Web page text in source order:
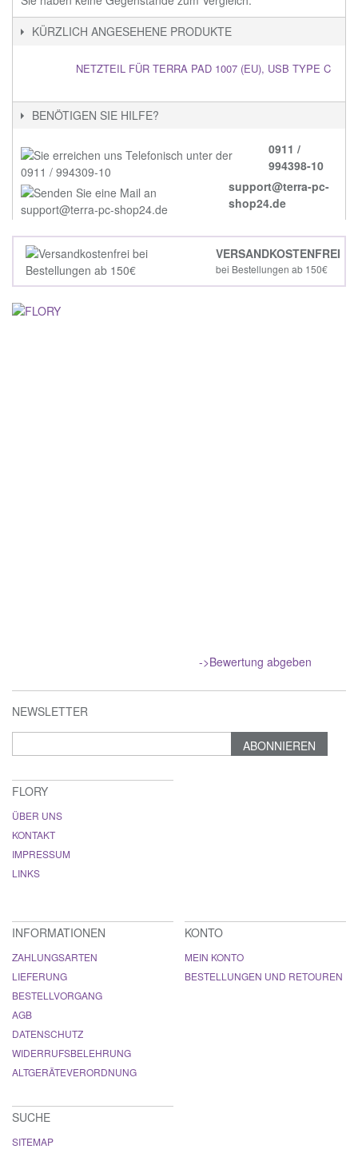
KÜRZLICH ANGESEHENE PRODUKTE
NETZTEIL FÜR TERRA PAD 1007 (EU), USB TYPE C
BENÖTIGEN SIE HILFE?
0911 /
994398-10
support@terra-pc-
shop24.de
VERSANDKOSTENFREI
bei Bestellungen ab 150€
->Bewertung abgeben
NEWSLETTER
ABONNIEREN
FLORY
ÜBER UNS
KONTAKT
IMPRESSUM
LINKS
INFORMATIONEN
ZAHLUNGSARTEN
LIEFERUNG
BESTELLVORGANG
AGB
DATENSCHUTZ
WIDERRUFSBELEHRUNG
ALTGERÄTEVERORDNUNG
KONTO
MEIN KONTO
BESTELLUNGEN UND RETOUREN
SUCHE
SITEMAP